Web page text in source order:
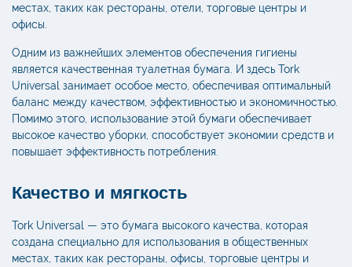
местах, таких как рестораны, отели, торговые центры и
офисы.
Одним из важнейших элементов обеспечения гигиены
является качественная туалетная бумага. И здесь Tork
Universal занимает особое место, обеспечивая оптимальный
баланс между качеством, эффективностью и экономичностью.
Помимо этого, использование этой бумаги обеспечивает
высокое качество уборки, способствует экономии средств и
повышает эффективность потребления.
Качество и мягкость
Tork Universal — это бумага высокого качества, которая
создана специально для использования в общественных
местах, таких как рестораны, офисы, торговые центры и